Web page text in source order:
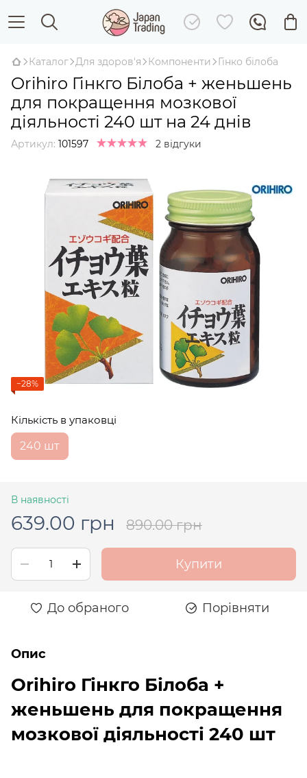
Каталог Для здоров'я Компоненти Гінко білоба
Orihiro Гінкго Білоба + женьшень
для покращення мозкової
діяльності 240 шт на 24 днів
Артикул: 101597 2 відгуки
−28%
Кількість в упаковці
240 шт
В наявності
639.00 грн 890.00 грн
Купити
До обраного Порівняти
Опис
Orihiro Гінкго Білоба +
женьшень для покращення
мозкової діяльності 240 шт